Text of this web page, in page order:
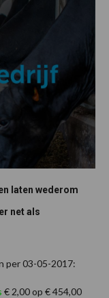
laten wederom
net als
per 03-05-2017:
€ 2,00 op € 454,00